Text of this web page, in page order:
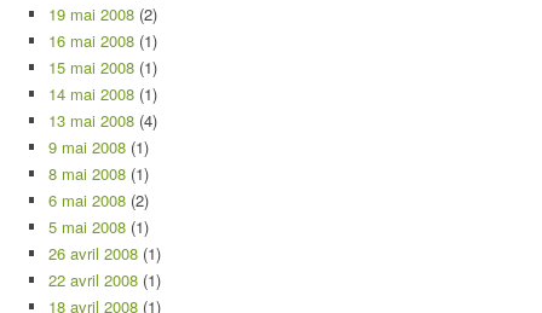
19 mai 2008 (2)
16 mai 2008 (1)
15 mai 2008 (1)
14 mai 2008 (1)
13 mai 2008 (4)
9 mai 2008 (1)
8 mai 2008 (1)
6 mai 2008 (2)
5 mai 2008 (1)
26 avril 2008 (1)
22 avril 2008 (1)
18 avril 2008 (1)